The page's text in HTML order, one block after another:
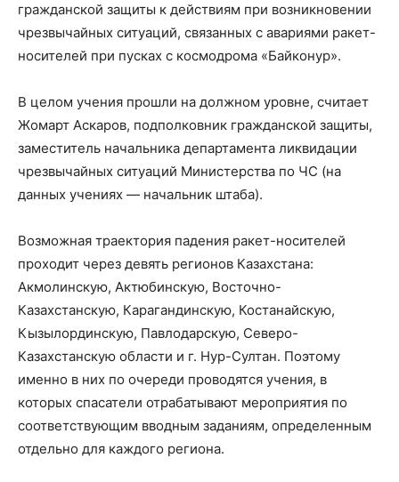
гражданской защиты к действиям при возникновении
чрезвычайных ситуаций, связанных с авариями ракет-
носителей при пусках с космодрома «Байконур».
В целом учения прошли на должном уровне, считает
Жомарт Аскаров, подполковник гражданской защиты,
заместитель начальника департамента ликвидации
чрезвычайных ситуаций Министерства по ЧС (на
данных учениях — начальник штаба).
Возможная траектория падения ракет-носителей
проходит через девять регионов Казахстана:
Акмолинскую, Актюбинскую, Восточно-
Казахстанскую, Карагандинскую, Костанайскую,
Кызылординскую, Павлодарскую, Северо-
Казахстанскую области и г. Нур-Султан. Поэтому
именно в них по очереди проводятся учения, в
которых спасатели отрабатывают мероприятия по
соответствующим вводным заданиям, определенным
отдельно для каждого региона.